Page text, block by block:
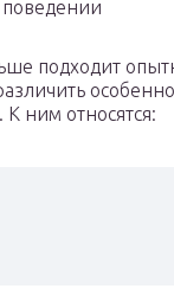
подходит
ним относятся: